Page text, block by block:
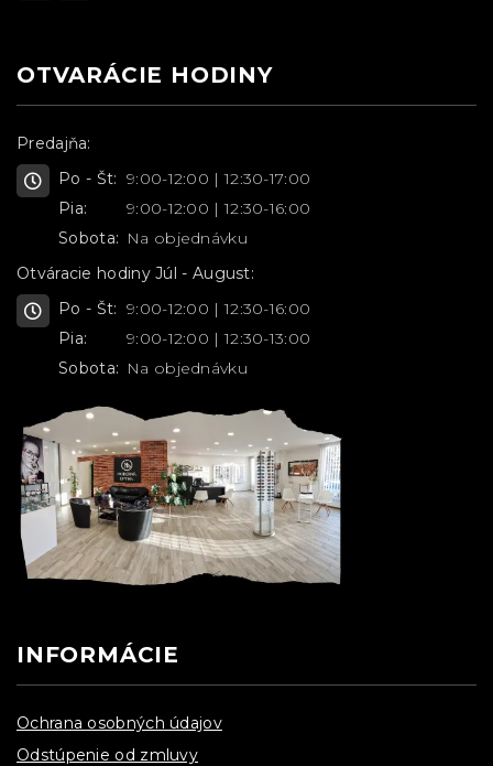
OTVARÁCIE HODINY
Predajňa:
Po - Št: 9:00-12:00 | 12:30-17:00
Pia:
9:00-12:00 | 12:30-16:00
Sobota: Na objednávku
Otváracie hodiny Júl - August:
Po - Št: 9:00-12:00 | 12:30-16:00
Pia:
9:00-12:00 | 12:30-13:00
Sobota: Na objednávku
INFORMÁCIE
Ochrana osobných údajov
Odstúpenie od zmluvy